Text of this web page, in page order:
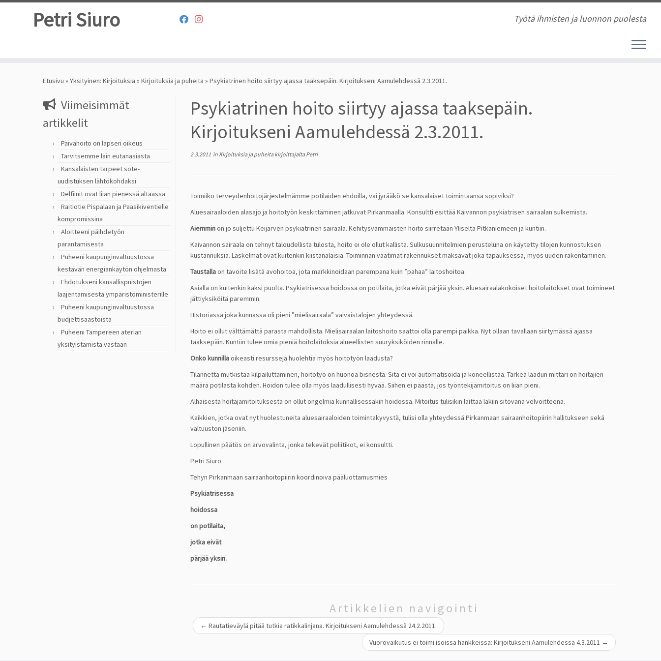
Petri Siuro Työtä ihmisten ja luonnon puolesta
Etusivu » Yksityinen: Kirjoituksia » Kirjoituksia ja puheita » Psykiatrinen hoito siirtyy ajassa taaksepäin. Kirjoitukseni Aamulehdessä 2.3.2011.
Viimeisimmät
artikkelit
Päivähoito on lapsen oikeus
Tarvitsemme lain eutanasiasta
Kansalaisten tarpeet sote-
uudistuksen lähtökohdaksi
Delfiinit ovat liian pienessä altaassa
Raitiotie Pispalaan ja Paasikiventielle
kompromissina
Aloitteeni päihdetyön
parantamisesta
Puheeni kaupunginvaltuustossa
kestävän energiankäytön ohjelmasta
Ehdotukseni kansallispuistojen
laajentamisesta ympäristöministerille
Puheeni kaupunginvaltuustossa
budjettisäästöistä
Puheeni Tampereen aterian
yksityistämistä vastaan
Psykiatrinen hoito siirtyy ajassa taaksepäin.
Kirjoitukseni Aamulehdessä 2.3.2011.
2.3.2011 in Kirjoituksia ja puheitakirjoittajaltaPetri
Toimiiko terveydenhoitojärjestelmämme potilaiden ehdoilla, vai jyrääkö se kansalaiset toimintaansa sopiviksi?
Aluesairaaloiden alasajo ja hoitotyön keskittäminen jatkuvat Pirkanmaalla. Konsultti esittää Kaivannon psykiatrisen sairaalan sulkemista.
Aiemminon jo suljettu Keijärven psykiatrinen sairaala. Kehitysvammaisten hoito siirretään Yliseltä Pitkäniemeen ja kuntiin.
Kaivannon sairaala on tehnyt taloudellista tulosta, hoito ei ole ollut kallista. Sulkusuunnitelmien perusteluna on käytetty tilojen kunnostuksen
kustannuksia. Laskelmat ovat kuitenkin kiistanalaisia. Toiminnan vaatimat rakennukset maksavat joka tapauksessa, myös uuden rakentaminen.
Taustallaon tavoite lisätä avohoitoa, jota markkinoidaan parempana kuin ”pahaa” laitoshoitoa.
Asialla on kuitenkin kaksi puolta. Psykiatrisessa hoidossa on potilaita, jotka eivät pärjää yksin. Aluesairaalakokoiset hoitolaitokset ovat toimineet
jättiyksiköitä paremmin.
Historiassa joka kunnassa oli pieni ”mielisairaala” vaivaistalojen yhteydessä.
Hoito ei ollut välttämättä parasta mahdollista. Mielisairaalan laitoshoito saattoi olla parempi paikka. Nyt ollaan tavallaan siirtymässä ajassa
taaksepäin. Kuntiin tulee omia pieniä hoitolaitoksia alueellisten suuryksiköiden rinnalle.
Onko kunnillaoikeasti resursseja huolehtia myös hoitotyön laadusta?
Tilannetta mutkistaa kilpailuttaminen, hoitotyö on huonoa bisnestä. Sitä ei voi automatisoida ja koneellistaa. Tärkeä laadun mittari on hoitajien
määrä potilasta kohden. Hoidon tulee olla myös laadullisesti hyvää. Siihen ei päästä, jos työntekijämitoitus on liian pieni.
Alhaisesta hoitajamitoituksesta on ollut ongelmia kunnallisessakin hoidossa. Mitoitus tulisikin laittaa lakiin sitovana velvoitteena.
Kaikkien, jotka ovat nyt huolestuneita aluesairaaloiden toimintakyvystä, tulisi olla yhteydessä Pirkanmaan sairaanhoitopiirin hallitukseen sekä
valtuuston jäseniin.
Lopullinen päätös on arvovalinta, jonka tekevät poliitikot, ei konsultti.
Petri Siuro
Tehyn Pirkanmaan sairaanhoitopiirin koordinoiva pääluottamusmies
Psykiatrisessa
hoidossa
on potilaita,
jotka eivät
pärjää yksin.
Artikkelien navigointi
← Rautatieväylä pitää tutkia ratikkalinjana. Kirjoitukseni Aamulehdessä 24.2.2011.
Vuorovaikutus ei toimi isoissa hankkeissa: Kirjoitukseni Aamulehdessä 4.3.2011 →